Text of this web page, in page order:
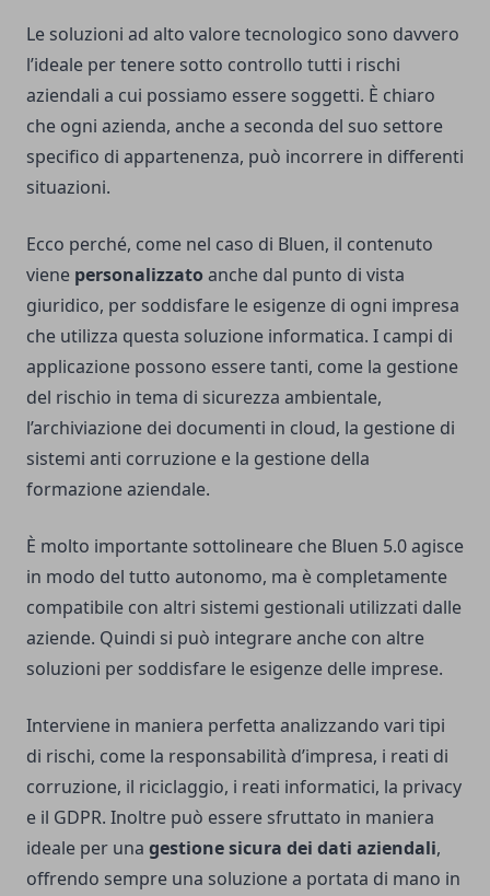
Le soluzioni ad alto valore tecnologico sono davvero
l’ideale per tenere sotto controllo tutti i rischi
aziendali a cui possiamo essere soggetti. È chiaro
che ogni azienda, anche a seconda del suo settore
specifico di appartenenza, può incorrere in differenti
situazioni.
Ecco perché, come nel caso di Bluen, il contenuto
viene personalizzato anche dal punto di vista
giuridico, per soddisfare le esigenze di ogni impresa
che utilizza questa soluzione informatica. I campi di
applicazione possono essere tanti, come la gestione
del rischio in tema di sicurezza ambientale,
l’archiviazione dei documenti in cloud, la gestione di
sistemi anti corruzione e la gestione della
formazione aziendale.
È molto importante sottolineare che Bluen 5.0 agisce
in modo del tutto autonomo, ma è completamente
compatibile con altri sistemi gestionali utilizzati dalle
aziende. Quindi si può integrare anche con altre
soluzioni per soddisfare le esigenze delle imprese.
Interviene in maniera perfetta analizzando vari tipi
di rischi, come la responsabilità d’impresa, i reati di
corruzione, il riciclaggio, i reati informatici, la privacy
e il GDPR. Inoltre può essere sfruttato in maniera
ideale per una gestione sicura dei dati aziendali,
offrendo sempre una soluzione a portata di mano in